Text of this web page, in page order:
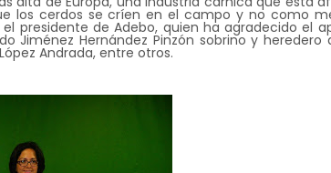
los cerdos se críen en el campo y no como
el presidente de Adebo, quien ha agradecido el
Jiménez Hernández Pinzón sobrino y heredero
Andrada, entre otros.